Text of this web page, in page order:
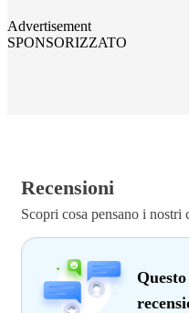
Advertisement
SPONSORIZZATO
Recensioni
Scopri cosa pensano i